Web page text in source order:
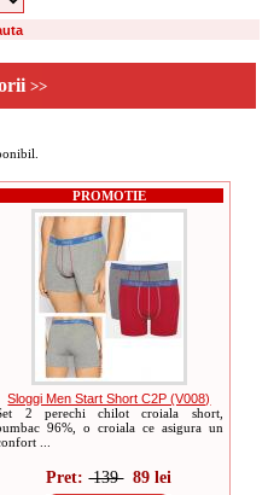
>>
PROMOTIE
Sloggi Men Start Short C2P (V008)
2 perechi chilot croiala short,
96%, o croiala ce asigura un
...
Pret:13989 lei